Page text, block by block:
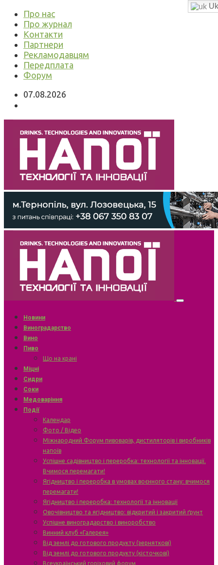
Про нас
Про журнал
Контакти
Партнери
Рекламодавцям
Передплата
Форум
07.08.2026
Новини
Виноградарство
Вино
Пиво
Що на крані
Міцні
Сидри
Соки
Медоваріння
Події
Календар
Фото / Відео
Міжнародний Форум пивоварів, дистиляторів і виробників
напоїв
Успішне садівництво і переробка: технології та інновації.
Вчимося перемагати!
Ягідництво і переробка в умовах воєнного стану: вчимося
перемагати!
Ягідництво і переробка: технології та інновації
Овочівництво та ягідництво: відкритий і закритий ґрунт
Успішне виноградарство і виноробство
Винний клуб «Галерея»
Від землі до готового продукту (зерняткові)
Від землі до готового продукту (кісточкові)
Всеукраїнський горіховий форум